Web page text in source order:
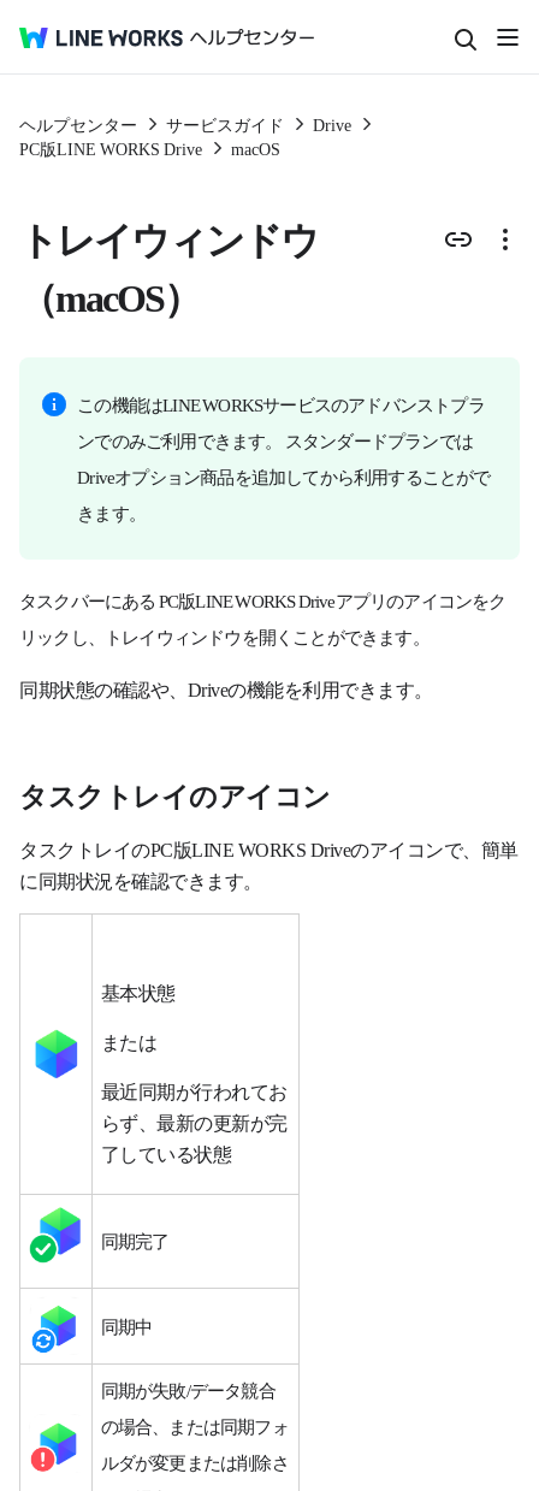
ヘルプセンター サービスガイド
Drive
PC版LINE WORKS Drive
macOS
トレイウィンドウ
（macOS）
この機能はLINE WORKSサービスのアドバンストプラ
ンでのみご利用できます。 スタンダードプランでは
Driveオプション商品を追加してから利用することがで
きます。
タスクバーにある PC版LINE WORKS Driveアプリのアイコンをク
リックし、トレイウィンドウを開くことができます。
同期状態の確認や、Driveの機能を利用できます。
タスクトレイのアイコン
タスクトレイのPC版LINE WORKS Driveのアイコンで、簡単
に同期状況を確認できます。
基本状態
または
最近同期が行われてお
らず、最新の更新が完
了している状態
同期完了
同期中
同期が失敗/データ競合
の場合、または同期フォ
ルダが変更または削除さ